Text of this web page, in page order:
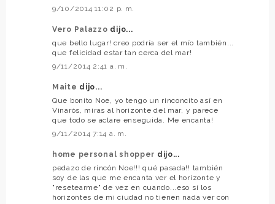
9/10/2014 11:02 p. m.
Vero Palazzo dijo...
que bello lugar! creo podría ser el mío también...
que felicidad estar tan cerca del mar!
9/11/2014 2:41 a. m.
Maite dijo...
Que bonito Noe, yo tengo un rinconcito así en
Vinaròs, miras al horizonte del mar, y parece
que todo se aclare enseguida. Me encanta!
9/11/2014 7:14 a. m.
home personal shopper dijo...
pedazo de rincón Noe!!! qué pasada!! también
soy de las que me encanta ver el horizonte y
"resetearme" de vez en cuando...eso sí los
horizontes de mi ciudad no tienen nada ver con